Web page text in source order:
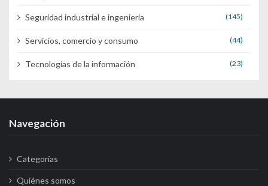
Seguridad industrial e ingenieria (145)
Servicios, comercio y consumo (44)
Tecnologías de la información (23)
Navegación
Categorías
Quiénes somos